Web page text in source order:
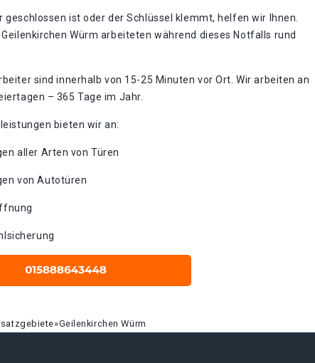
geschlossen ist oder der Schlüssel klemmt, helfen wir Ihnen.
Würm arbeiteten während dieses Notfalls rund
sind innerhalb von 15-25 Minuten vor Ort. Wir arbeiten an
– 365 Tage im Jahr.
bieten wir an:
aller Arten von Türen
von Autotüren
»Geilenkirchen Würm